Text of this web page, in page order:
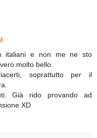
italiani e non me ne sto
molto bello.
soprattutto per il
Già rido provando ad
XD